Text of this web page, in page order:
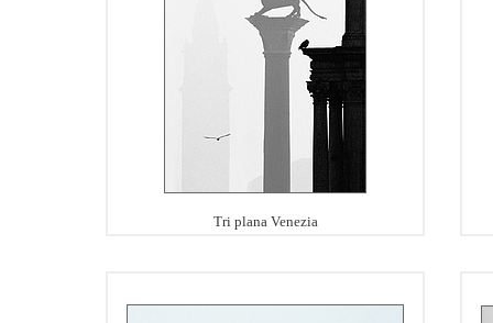
Tri plana Venezia